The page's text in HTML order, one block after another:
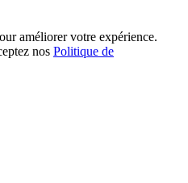
améliorer votre expérience.
nos Politique de